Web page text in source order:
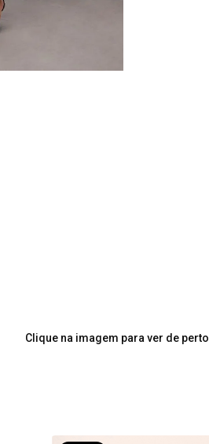
Clique na imagem para ver de perto